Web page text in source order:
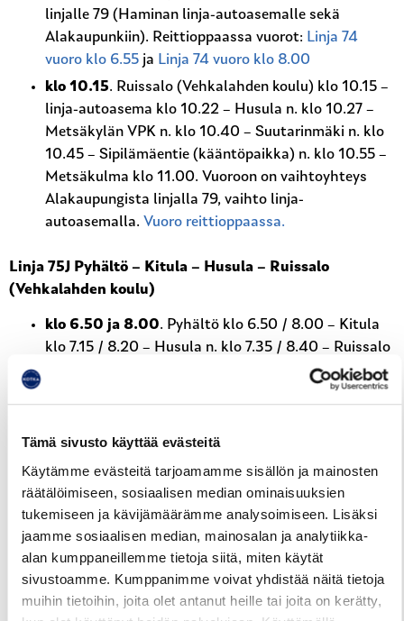
Tämä sivusto käyttää evästeitä
Käytämme evästeitä tarjoamamme sisällön ja mainosten
räätälöimiseen, sosiaalisen median ominaisuuksien
tukemiseen ja kävijämäärämme analysoimiseen. Lisäksi
jaamme sosiaalisen median, mainosalan ja analytiikka-
alan kumppaneillemme tietoja siitä, miten käytät
sivustoamme. Kumppanimme voivat yhdistää näitä tietoja
muihin tietoihin, joita olet antanut heille tai joita on kerätty,
linjalle 79 (Haminan linja-autoasemalle sekä
Alakaupunkiin). Reittioppaassa vuorot: Linja 74
vuoro klo 6.55 ja Linja 74 vuoro klo 8.00
klo 10.15. Ruissalo (Vehkalahden koulu) klo 10.15 –
linja-autoasema klo 10.22 – Husula n. klo 10.27 –
Metsäkylän VPK n. klo 10.40 – Suutarinmäki n. klo
10.45 – Sipilämäentie (kääntöpaikka) n. klo 10.55 –
Metsäkulma klo 11.00. Vuoroon on vaihtoyhteys
Alakaupungista linjalla 79, vaihto linja-
autoasemalla. Vuoro reittioppaassa.
Linja 75J Pyhältö – Kitula – Husula – Ruissalo
(Vehkalahden koulu)
klo 6.50 ja 8.00. Pyhältö klo 6.50 / 8.00 – Kitula
klo 7.15 / 8.20 – Husula n. klo 7.35 / 8.40 – Ruissalo
(Vehkalahden koulu) klo 7.40 / 8.45. Vuoroilta on
vaihtoyhteys Vehkalahden koululla linjalla 79 (linja-
reittioppaassa.
klo 10.07. Linja-autoasema klo 10.07 – Ruissalo
(Vehkalahden koulu) klo 10.15 – linja-autoasema klo
10.22 – Husula n. klo 10.27 – Pyhältö n. klo 10.45 (
– tarvittaessa Kannusjärvi ja Kitula). Vuoroon on
vaihtoyhteys Alakaupungista linjalla 79, vaihto linja-
autoasemalla.Vuoro reittioppaassa.